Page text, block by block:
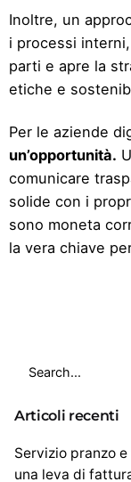
Articoli recenti
Servizio pranzo
una leva di
Inoltre, un
i processi
parti e apre la
etiche e
Per le aziende
un’opportunità.
comunicare
solide con i
sono moneta
la vera chiave